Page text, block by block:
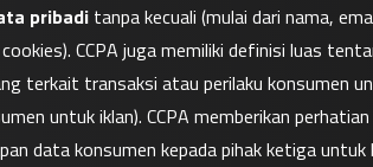
pribadi tanpa kecuali (mulai dari nama,
CCPA juga memiliki definisi luas
terkait transaksi atau perilaku konsumen
untuk iklan). CCPA memberikan
data konsumen kepada pihak ketiga